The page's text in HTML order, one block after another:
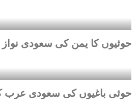
حوثیوں کا یمن کی سعودی
حوثی باغیوں کی سعودی عرب